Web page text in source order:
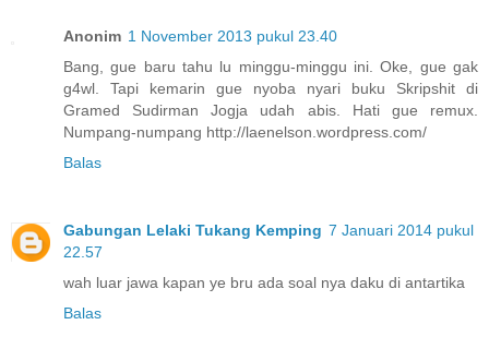
Anonim 1 November 2013 pukul 23.40
Bang, gue baru tahu lu minggu-minggu ini. Oke, gue gak
g4wl. Tapi kemarin gue nyoba nyari buku Skripshit di
Gramed Sudirman Jogja udah abis. Hati gue remux.
Numpang-numpang http://laenelson.wordpress.com/
Balas
Gabungan Lelaki Tukang Kemping 7 Januari 2014 pukul
22.57
wah luar jawa kapan ye bru ada soal nya daku di antartika
Balas